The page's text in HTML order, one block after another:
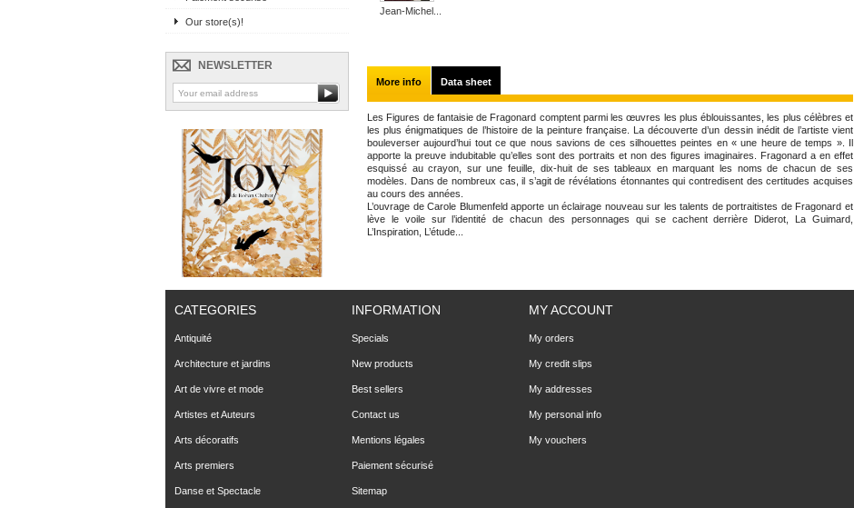
Our store(s)!
NEWSLETTER
Jean-Michel...
More info Data sheet
Les Figures de fantaisie de Fragonard comptent parmi les œuvres les plus éblouissantes, les plus célèbres et
les plus énigmatiques de l’histoire de la peinture française. La découverte d’un dessin inédit de l’artiste vient
bouleverser aujourd’hui tout ce que nous savions de ces silhouettes peintes en « une heure de temps ». Il
apporte la preuve indubitable qu’elles sont des portraits et non des figures imaginaires. Fragonard a en effet
esquissé au crayon, sur une feuille, dix-huit de ses tableaux en marquant les noms de chacun de ses
modèles. Dans de nombreux cas, il s’agit de révélations étonnantes qui contredisent des certitudes acquises
au cours des années.
L’ouvrage de Carole Blumenfeld apporte un éclairage nouveau sur les talents de portraitistes de Fragonard et
lève le voile sur l’identité de chacun des personnages qui se cachent derrière Diderot, La Guimard,
L’Inspiration, L’étude...
CATEGORIES
Antiquité
Architecture et jardins
Art de vivre et mode
Artistes et Auteurs
Arts décoratifs
Arts premiers
Danse et Spectacle
INFORMATION
Specials
New products
Best sellers
Contact us
Mentions légales
Paiement sécurisé
Sitemap
MY ACCOUNT
My orders
My credit slips
My addresses
My personal info
My vouchers